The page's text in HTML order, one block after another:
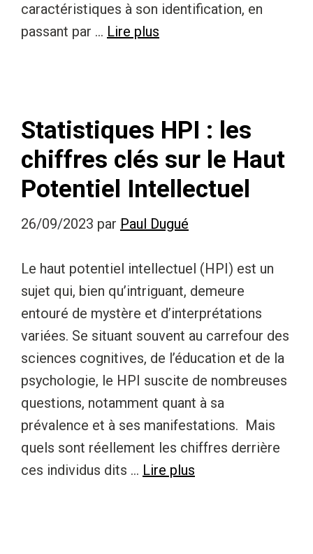
caractéristiques à son identification, en
passant par … Lire plus
Statistiques HPI : les
chiffres clés sur le Haut
Potentiel Intellectuel
26/09/2023 par Paul Dugué
Le haut potentiel intellectuel (HPI) est un
sujet qui, bien qu’intriguant, demeure
entouré de mystère et d’interprétations
variées. Se situant souvent au carrefour des
sciences cognitives, de l’éducation et de la
psychologie, le HPI suscite de nombreuses
questions, notamment quant à sa
prévalence et à ses manifestations. Mais
quels sont réellement les chiffres derrière
ces individus dits … Lire plus